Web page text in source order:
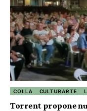
COLLA CULTURARTE
Torrent propone